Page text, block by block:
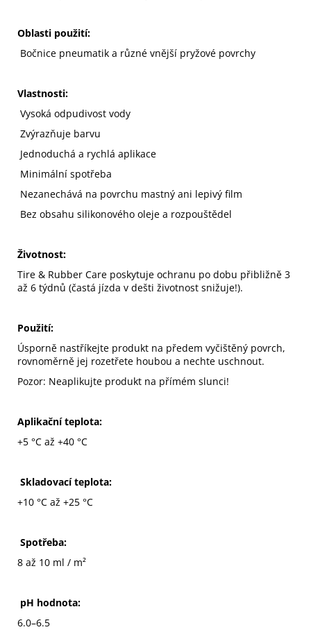
Oblasti použití:
Bočnice pneumatik a různé vnější pryžové povrchy
Vlastnosti:
Vysoká odpudivost vody
Zvýrazňuje barvu
Jednoduchá a rychlá aplikace
Minimální spotřeba
Nezanechává na povrchu mastný ani lepivý film
Bez obsahu silikonového oleje a rozpouštědel
Životnost:
Tire & Rubber Care poskytuje ochranu po dobu přibližně 3
až 6 týdnů (častá jízda v dešti životnost snižuje!).
Použití:
Úsporně nastříkejte produkt na předem vyčištěný povrch,
rovnoměrně jej rozetřete houbou a nechte uschnout.
Pozor: Neaplikujte produkt na přímém slunci!
Aplikační teplota:
+5 °C až +40 °C
Skladovací teplota:
+10 °C až +25 °C
Spotřeba:
8 až 10 ml / m²
pH hodnota:
6.0–6.5